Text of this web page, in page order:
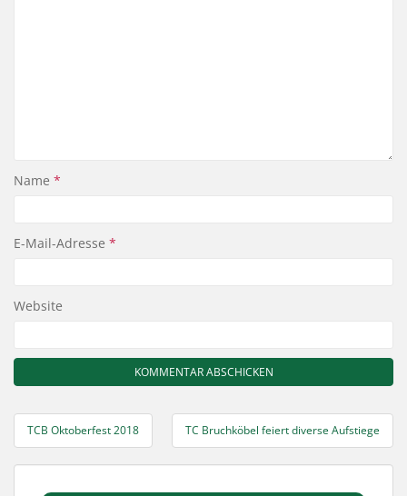
Name *
E-Mail-Adresse *
Website
Beitragsnavigation
TCB Oktoberfest 2018 TC Bruchköbel feiert diverse Aufstiege